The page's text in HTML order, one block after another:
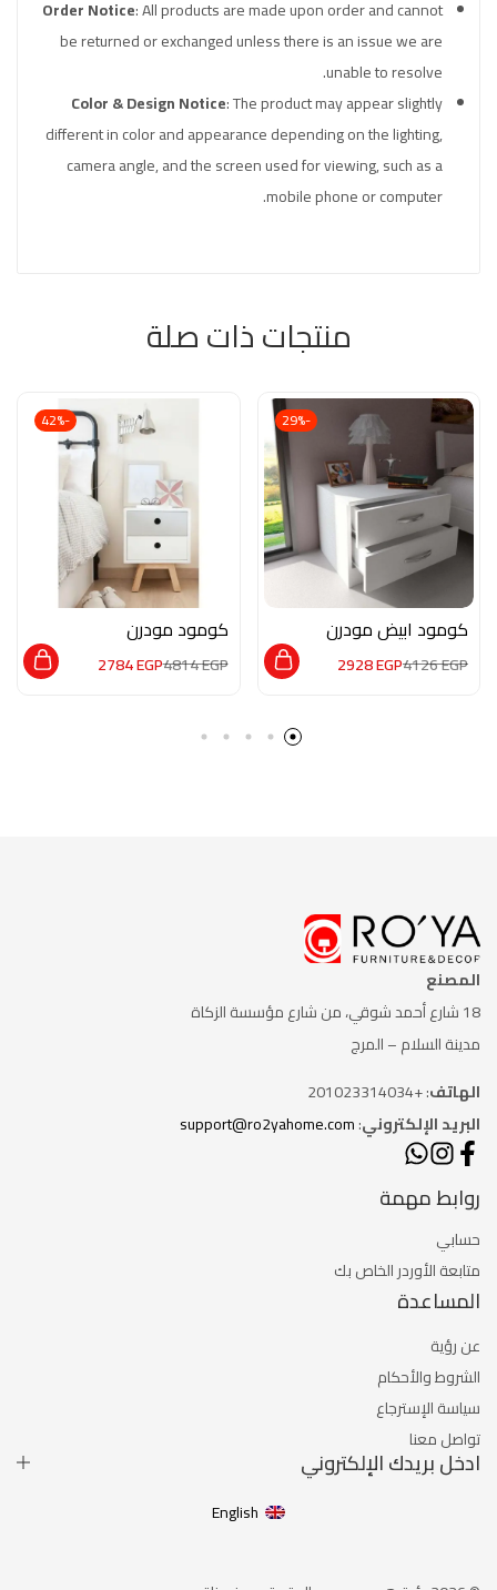
Order Notice: All products are made upon order and cannot
be returned or exchanged unless there is an issue we are
unable to resolve.
Color & Design Notice: The product may appear slightly
different in color and appearance depending on the lighting,
camera angle, and the screen used for viewing, such as a
mobile phone or computer.
منتجات ذات صلة
-29%
كومود ابيض مودرن
MG005
4126EGP
2928EGP
-42%
كومود مودرن
M02037
4814EGP
2784EGP
المصنع
18 شارع أحمد شوقي، من شارع
مؤسسة الزكاة
مدينة السلام – المرج
الهاتف: +201023314034
البريد الإلكتروني:
support@ro2yahome.com
روابط مهمة
حسابي
متابعة الأوردر الخاص بك
المساعدة
عن رؤية
الشروط والأحكام
سياسة الإسترجاع
تواصل معنا
ادخل بريدك الإلكتروني
English